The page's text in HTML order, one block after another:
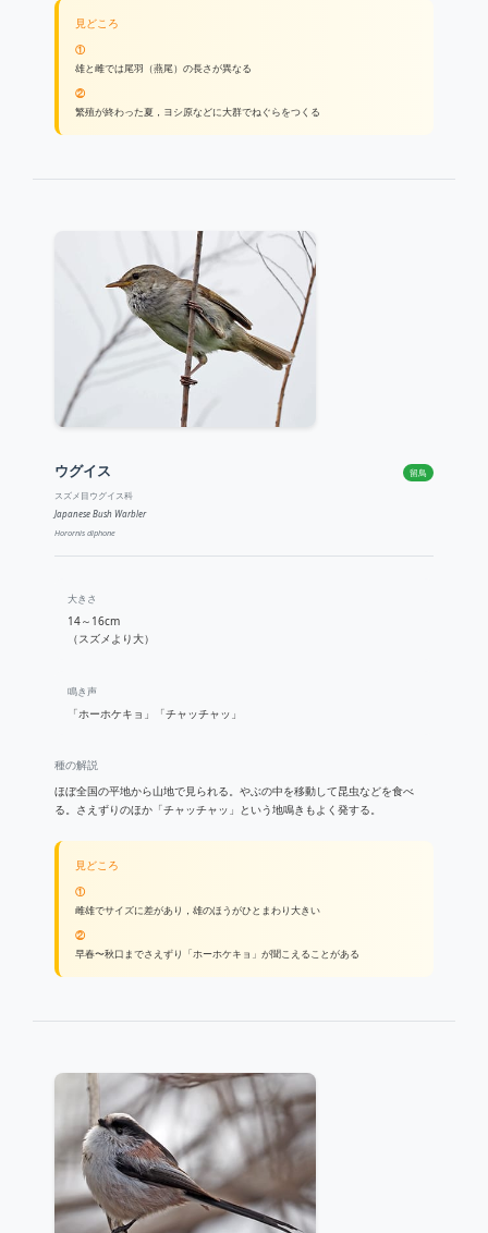
見どころ
①
雄と雌では尾羽（燕尾）の長さが異なる
②
繁殖が終わった夏，ヨシ原などに大群でねぐらをつくる
ウグイス
スズメ目ウグイス科
Japanese Bush Warbler
Horornis diphone
留鳥
大きさ
14～16cm
（スズメより大）
鳴き声
「ホーホケキョ」「チャッチャッ」
種の解説
ほぼ全国の平地から山地で見られる。やぶの中を移動して昆虫などを食べ
る。さえずりのほか「チャッチャッ」という地鳴きもよく発する。
見どころ
①
雌雄でサイズに差があり，雄のほうがひとまわり大きい
②
早春〜秋口までさえずり「ホーホケキョ」が聞こえることがある